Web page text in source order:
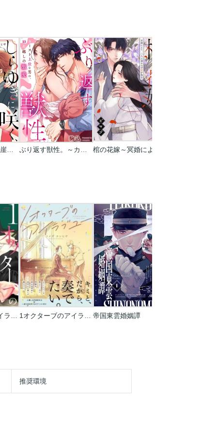
しらゆきに咲く、崖落ち婚。 ぶり返す獣性。～カースト上位な男の、10年越しの激愛
1オクターブのアイラブユー 1オクターブのアイラブユー【コミックス版】 帝国東雲婚姻譚
推奨環境